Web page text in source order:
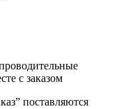
с заказом
поставляются